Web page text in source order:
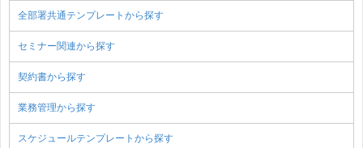
全部署共通テンプレートから探す
セミナー関連から探す
契約書から探す
業務管理から探す
スケジュールテンプレートから探す